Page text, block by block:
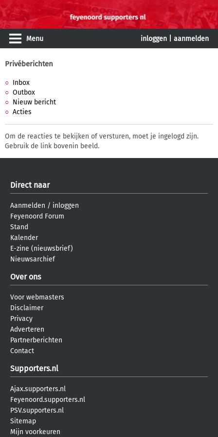
Menu inloggen aanmelden
Privéberichten
Inbox
Outbox
Nieuw bericht
Acties
Om de reacties te bekijken of versturen, moet je ingelogd zijn.
Gebruik de link bovenin beeld.
Direct naar
Aanmelden / inloggen
Feyenoord Forum
Stand
Kalender
E-zine (nieuwsbrief)
Nieuwsarchief
Over ons
Voor webmasters
Disclaimer
Privacy
Adverteren
Partnerberichten
Contact
Supporters.nl
Ajax.supporters.nl
Feyenoord.supporters.nl
PSV.supporters.nl
Sitemap
Mijn voorkeuren